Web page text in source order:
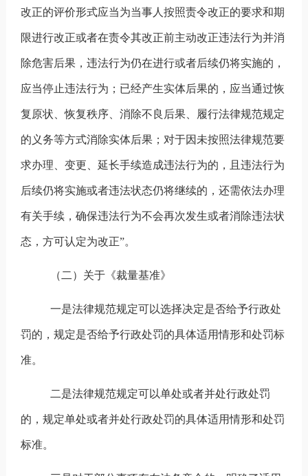
改正的评价形式应当为当事人按照责令改正的要求和期
限进行改正或者在责令其改正前主动改正违法行为并消
除危害后果，违法行为仍在进行或者后续仍将实施的，
应当停止违法行为；已经产生实体后果的，应当通过恢
复原状、恢复秩序、消除不良后果、履行法律规范规定
的义务等方式消除实体后果；对于因未按照法律规范要
求办理、变更、延长手续造成违法行为的，且违法行为
后续仍将实施或者违法状态仍将继续的，还需依法办理
有关手续，确保违法行为不会再次发生或者消除违法状
态，方可认定为改正”。
（二）关于《裁量基准》
一是法律规范规定可以选择决定是否给予行政处
罚的，规定是否给予行政处罚的具体适用情形和处罚标
准。
二是法律规范规定可以单处或者并处行政处罚
的，规定单处或者并处行政处罚的具体适用情形和处罚
标准。